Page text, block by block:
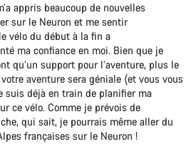
appris beaucoup de nouvelles
sur le Neuron et me sentir
vélo du début à la fin a
ma confiance en moi. Bien que je
qu’un support pour l’aventure, plus le
aventure sera géniale (et vous vous
suis déjà en train de planifier ma
ce vélo. Comme je prévois de
qui sait, je pourrais même aller du
françaises sur le Neuron !